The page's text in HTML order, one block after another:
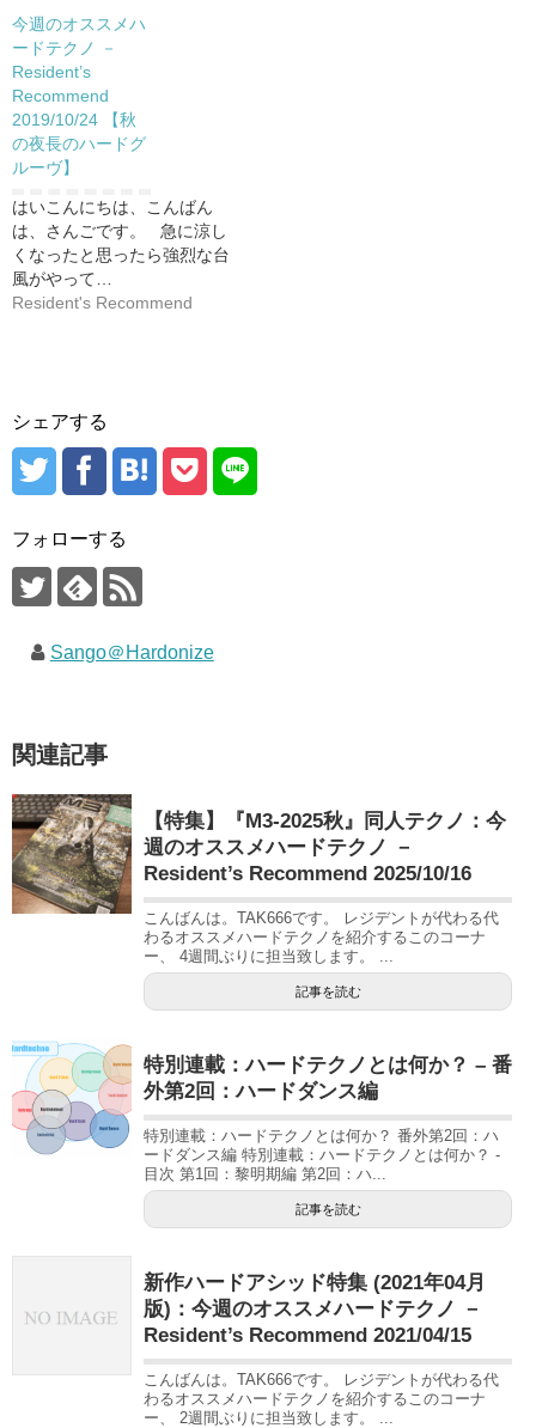
今週のオススメハ
ードテクノ －
Resident’s
Recommend
2019/10/24 【秋
の夜長のハードグ
ルーヴ】
はいこんにちは、こんばん
は、さんごです。 急に涼し
くなったと思ったら強烈な台
風がやって…
Resident's Recommend
シェアする
フォローする
Sango＠Hardonize
関連記事
【特集】『M3-2025秋』同人テクノ：今
週のオススメハードテクノ －
Resident’s Recommend 2025/10/16
こんばんは。TAK666です。 レジデントが代わる代
わるオススメハードテクノを紹介するこのコーナ
ー、 4週間ぶりに担当致します。 ...
記事を読む
特別連載：ハードテクノとは何か？ – 番
外第2回：ハードダンス編
特別連載：ハードテクノとは何か？ 番外第2回：ハ
ードダンス編 特別連載：ハードテクノとは何か？ -
目次 第1回：黎明期編 第2回：ハ...
記事を読む
新作ハードアシッド特集 (2021年04月
版)：今週のオススメハードテクノ －
Resident’s Recommend 2021/04/15
こんばんは。TAK666です。 レジデントが代わる代
わるオススメハードテクノを紹介するこのコーナ
ー、 2週間ぶりに担当致します。 ...